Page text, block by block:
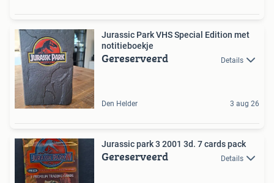
Jurassic Park VHS Special Edition met
notitieboekje
Gereserveerd Details
Den Helder 3 aug 26
Jurassic park 3 2001 3d. 7 cards pack
Gereserveerd Details